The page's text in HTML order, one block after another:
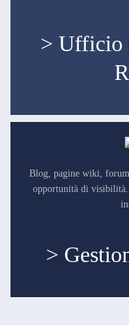
> Ufficio
Blog, pagine wiki,
opportunità di
>